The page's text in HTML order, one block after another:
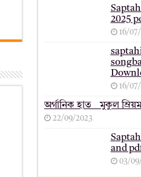
2025
16/
16/
অর্গানিক হাত _ মুকুল
22/09/2023
and
03/